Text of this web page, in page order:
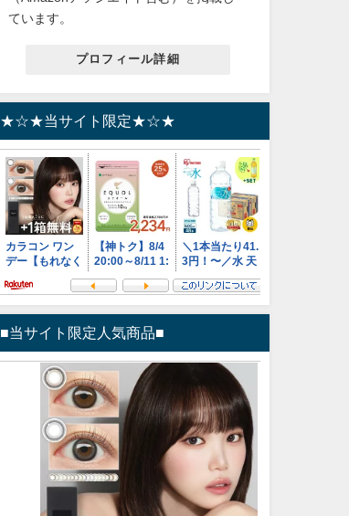
ています。
プロフィール詳細
★☆★当サイト限定★☆★
■当サイト限定人気商品■